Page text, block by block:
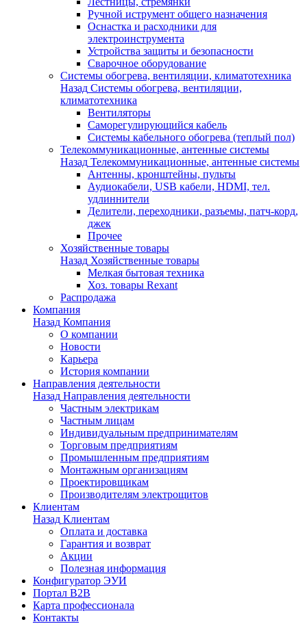
Ручной иструмент общего назначения
Оснастка и расходники для
электроинструмента
Устройства защиты и безопасности
Сварочное оборудование
Системы обогрева, вентиляции, климатотехника
Назад Системы обогрева, вентиляции,
климатотехника
Вентиляторы
Саморегулирующийся кабель
Системы кабельного обогрева (теплый пол)
Телекоммуникационные, антенные системы
Назад Телекоммуникационные, антенные системы
Антенны, кронштейны, пульты
Аудиокабели, USB кабели, HDMI, тел.
удлиннители
Делители, переходники, разъемы, патч-корд,
джек
Прочее
Хозяйственные товары
Назад Хозяйственные товары
Мелкая бытовая техника
Хоз. товары Rexant
Распродажа
Компания
Назад Компания
О компании
Новости
Карьера
История компании
Направления деятельности
Назад Направления деятельности
Частным электрикам
Частным лицам
Индивидуальным предпринимателям
Торговым предприятиям
Промышленным предприятиям
Монтажным организациям
Проектировщикам
Производителям электрощитов
Клиентам
Назад Клиентам
Оплата и доставка
Гарантия и возврат
Акции
Полезная информация
Конфигуратор ЭУИ
Портал B2B
Карта профессионала
Контакты